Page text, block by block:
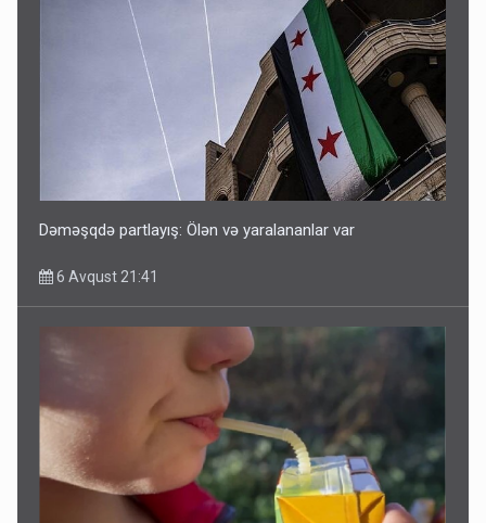
Dəməşqdə partlayış: Ölən və yaralananlar var
6 Avqust 21:41